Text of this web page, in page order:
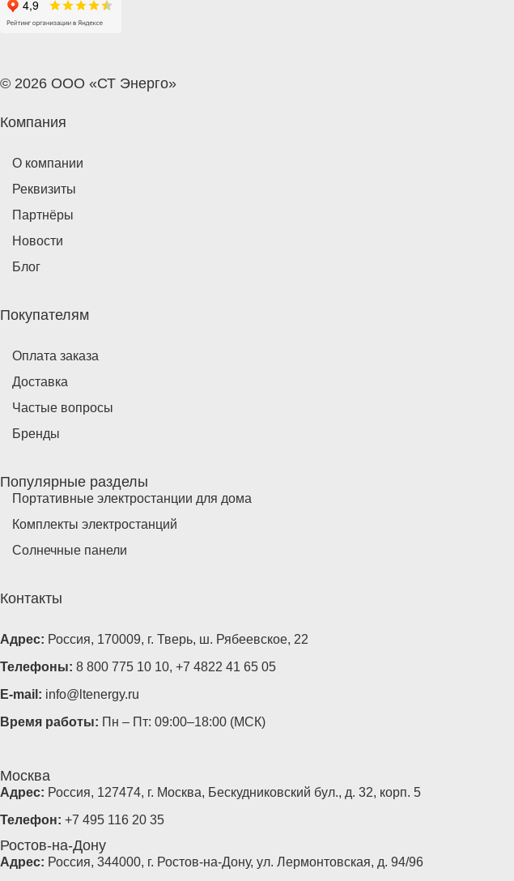
© 2026 ООО «СТ Энерго»
Компания
О компании
Реквизиты
Партнёры
Новости
Блог
Покупателям
Оплата заказа
Доставка
Частые вопросы
Бренды
Популярные разделы
Портативные электростанции для дома
Комплекты электростанций
Солнечные панели
Контакты
Адрес: Россия, 170009, г. Тверь, ш. Рябеевское, 22
Телефоны: 8 800 775 10 10, +7 4822 41 65 05
E-mail: info@ltenergy.ru
Время работы: Пн – Пт: 09:00–18:00 (МСК)
Москва
Адрес: Россия, 127474, г. Москва, Бескудниковский бул., д. 32, корп. 5
Телефон: +7 495 116 20 35
Ростов-на-Дону
Адрес: Россия, 344000, г. Ростов-на-Дону, ул. Лермонтовская, д. 94/96